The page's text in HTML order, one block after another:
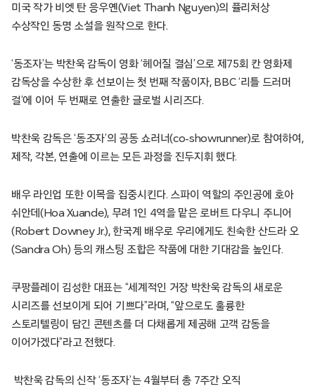
미국 작가 비엣 탄 응우옌(Viet Thanh Nguyen)의 퓰리처상
수상작인 동명 소설을 원작으로 한다.
​​‘동조자’는 박찬욱 감독이 영화 ‘헤어질 결심’으로 제75회 칸 영화제
감독상을 수상한 후 선보이는 첫 번째 작품이자, BBC ‘리틀 드러머
걸’에 이어 두 번째로 연출한 글로벌 시리즈다. ​
​​박찬욱 감독은 ‘동조자’의 공동 쇼러​​너​​(co-showrunner)로 참여하여,
제작, 각본, 연출에 이르는 모든 과정을 진두지휘 했다. ​
​​배우 라인업 또한 이목을 집중시킨다. ​​스파이 역할의 주인공에 호아
쉬안데(Hoa Xuande)​​, 무려 1인 4역을 맡은 로버트 다우니 주니어
(Robert Downey Jr.), 한국계 배우로 우리에게​​도 ​​친숙한 산드라 오
(Sandra Oh) 등의 캐스팅 조합은 작품에 대한 기대감을 높인다. ​
​​쿠팡플레이 김성한 대표는 “세계적인 거장 박찬욱 감독의 새로운
시리즈를 선보이게 되어 기쁘다”라며, “앞으로도 훌륭한
스토리텔링이 담긴 콘텐츠를 더 다채롭게 제공해 고객 감동을
이어가겠다”라고 전했다.​
​박찬욱 감독의 신작​​ ‘동조자’는 4월부터 총 7주간 오직